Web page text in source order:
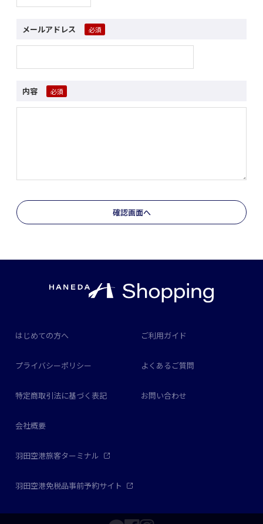
メールアドレス
内容
はじめての方へ ご利用ガイド
プライバシーポリシー よくあるご質問
特定商取引法に基づく表記 お問い合わせ
会社概要
羽田空港旅客ターミナル
羽田空港免税品事前予約サイト